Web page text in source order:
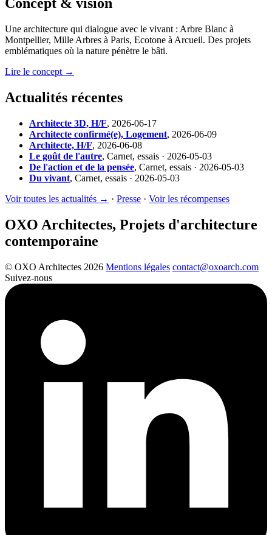
Concept & vision
Une architecture qui dialogue avec le vivant : Arbre Blanc à
Montpellier, Mille Arbres à Paris, Ecotone à Arcueil. Des projets
emblématiques où la nature pénètre le bâti.
Lire le concept →
Actualités récentes
Architecte 3D, H/F, 2026-06-17
Architecte confirmé(e), Logement, 2026-06-09
Architecte, H/F, 2026-06-08
Le goût de l'autre, Carnet, essais · 2026-05-03
De l'action et de la pensée, Carnet, essais · 2026-05-03
Du vivant, Carnet, essais · 2026-05-03
Voir toutes les actualités → · Presse · Voir les récompenses
OXO Architectes, Projets d'architecture
contemporaine
© OXO Architectes 2026 Mentions légales contact@oxoarch.com
Suivez-nous